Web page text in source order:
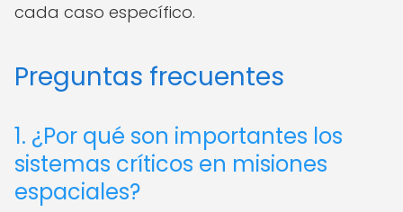
cada caso específico.
Preguntas frecuentes
1. ¿Por qué son importantes los
sistemas críticos en misiones
espaciales?